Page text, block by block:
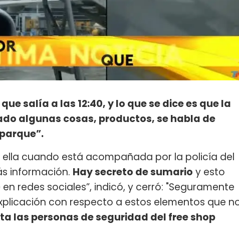
salía a las 12:40, y lo que se dice es que la
algunas cosas, productos, se habla de
ella cuando está acompañada por la policía del
información. Hay secreto de sumario y esto
redes sociales”, indicó, y cerró: "Seguramente
con respecto a estos elementos que
las personas de seguridad del free shop